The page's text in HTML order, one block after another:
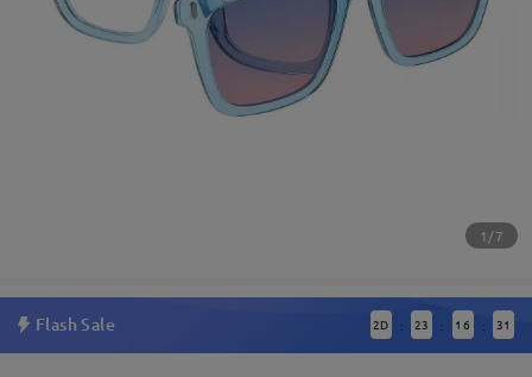
1/7
Flash Sale 2D : 23 : 16 : 31